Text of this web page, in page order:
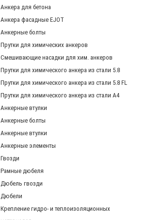
Анкера для бетона
Анкера фасадные EJOT
Анкерные болты
Прутки для химических анкеров
Смешивающие насадки для хим. анкеров
Прутки для химического анкера из стали 5.8
Прутки для химического анкера из стали 5.8 FL
Прутки для химического анкера из стали А4
Анкерные втулки
Анкерные болты
Анкерные втулки
Анкерные элементы
Гвозди
Рамные дюбеля
Дюбель гвозди
Дюбели
Крепление гидро- и теплоизоляционных